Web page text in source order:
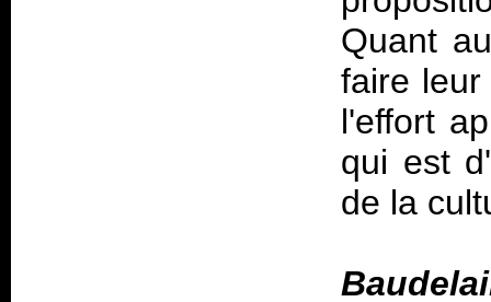
Quant
faire
l'effort
qui est
de la